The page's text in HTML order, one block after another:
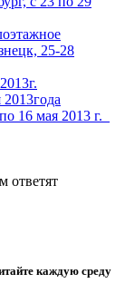
25-28
16 мая 2013 г.
ответят
каждую среду